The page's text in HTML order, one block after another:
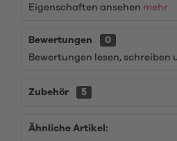
Eigenschaften ansehen mehr
Bewertungen
0
Bewertungen lesen, schreiben
Zubehör 5
Ähnliche Artikel: